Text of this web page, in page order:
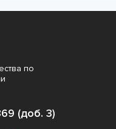
по
(доб. 3)